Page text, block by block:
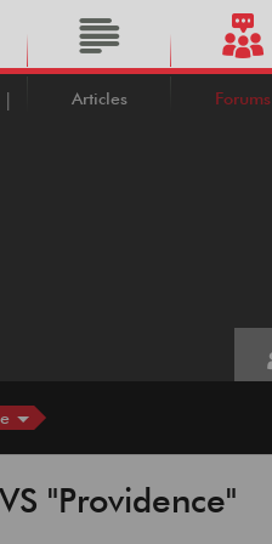
|
Articles Forums
"Providence"